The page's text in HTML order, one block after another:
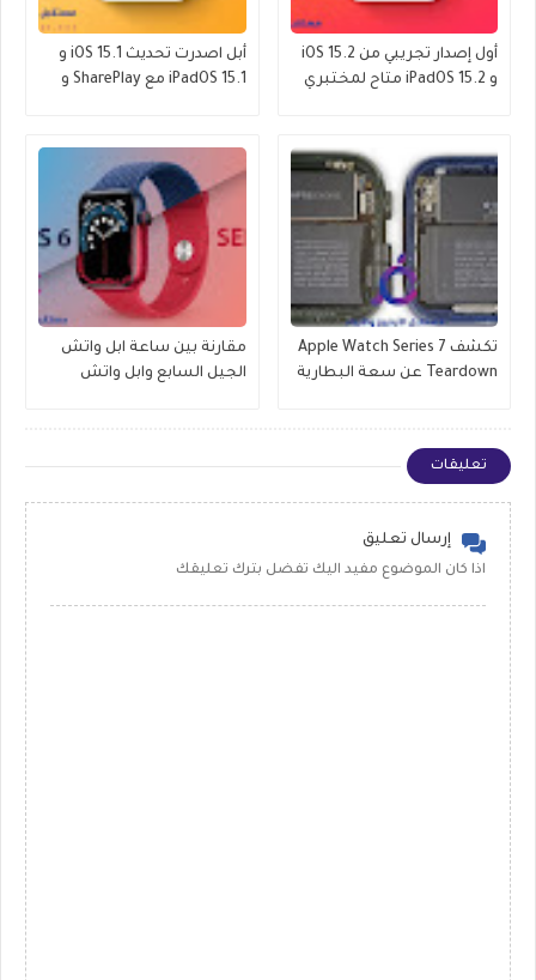
أول إصدار تجريبي من iOS 15.2
و iPadOS 15.2 متاح لمختبري
أبل اصدرت تحديث iOS 15.1 و
iPadOS 15.1 مع SharePlay و
تكشف Apple Watch Series 7
Teardown عن سعة البطارية
مقارنة بين ساعة ابل واتش
الجيل السابع وابل واتش
تعليقات
إرسال تعليق
اذا كان الموضوع مفيد اليك تفضل بترك تعليقك